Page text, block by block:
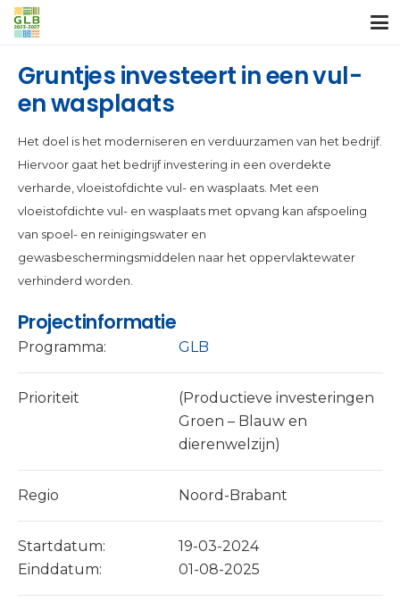
Gruntjes investeert in een vul-
en wasplaats
Het doel is het moderniseren en verduurzamen van het bedrijf.
Hiervoor gaat het bedrijf investering in een overdekte
verharde, vloeistofdichte vul- en wasplaats. Met een
vloeistofdichte vul- en wasplaats met opvang kan afspoeling
van spoel- en reinigingswater en
gewasbeschermingsmiddelen naar het oppervlaktewater
verhinderd worden.
Projectinformatie
Programma: GLB
Prioriteit
(Productieve investeringen
Groen – Blauw en
dierenwelzijn)
Regio Noord-Brabant
Startdatum:
19-03-2024
Einddatum:
01-08-2025